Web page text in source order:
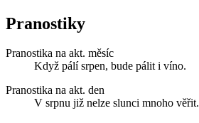
Pranostiky
Pranostika na akt. měsíc
Když pálí srpen, bude pálit i víno.
Pranostika na akt. den
V srpnu již nelze slunci mnoho věřit.